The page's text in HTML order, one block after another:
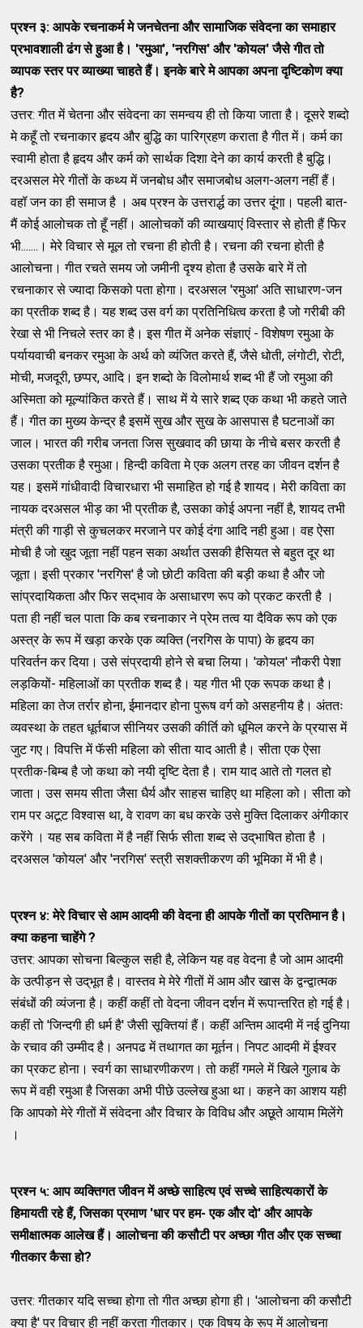
प्रश्न ३: आपके रचनाकर्म मे जनचेतना और सामाजिक संवेदना का समाहार
प्रभावशाली ढंग से हुआ है। 'रमुआ', 'नरगिस'और 'कोयल'जैसे गीत तो
व्यापक स्तर पर व्याख्या चाहते हैं। इनके बारे मे आपका अपना दृष्टिकोण क्या
है?
उत्तर: गीत में चेतना और संवेदना का समन्वय ही तो किया जाता है। दूसरे शब्दो
मे कहूँ तो रचनाकार हृदय और बुद्धि का पारिग्रहण कराता है गीत में। कर्म का
स्वामी होता है हृदय और कर्म को सार्थक दिशा देने का कार्य करती है बुद्धि।
दरअसल मेरे गीतों के कथ्य में जनबोध और समाजबोध अलग-अलग नहीं हैं।
वहॉ जन का ही समाज है । अब प्रश्न के उत्तरार्द्ध का उत्तर दूंगा। पहली बात-
मैं कोई आलोचक तो हूँ नहीं। आलोचकों की व्याखयाएं विस्तार से होती हैं फिर
भी.......। मेरे विचार से मूल तो रचना ही होती है। रचना की रचना होती है
आलोचना। गीत रचते समय जो जमीनी दृश्य होता है उसके बारे में तो
रचनाकार से ज्यादा किसको पता होगा। दरअसल 'रमुआ' अति साधारण-जन
का प्रतीक शब्द है। यह शब्द उस वर्ग का प्रतिनिधित्व करता है जो गरीबी की
रेखा से भी निचले स्तर का है। इस गीत में अनेक संज्ञाएं - विशेषण रमुआ के
पर्यायवाची बनकर रमुआ के अर्थ को व्यंजित करते हैं, जैसे धोती, लंगोटी, रोटी,
मोची, मजदूरी, छप्पर, आदि। इन शब्दो के विलोमार्थ शब्द भी हैं जो रमुआ की
अस्मिता को मूल्यांकित करते हैं। साथ में ये सारे शब्द एक कथा भी कहते जाते
हैं। गीत का मुख्य केन्द्र है इसमें सुख और सुख के आसपास है घटनाओं का
जाल। भारत की गरीब जनता जिस सुखवाद की छाया के नीचे बसर करती है
उसका प्रतीक है रमुआ। हिन्दी कविता मे एक अलग तरह का जीवन दर्शन है
यह। इसमें गांधीवादी विचारधारा भी समाहित हो गई है शायद। मेरी कविता का
नायक दरअसल भीड़ का भी प्रतीक है, उसका कोई अपना नहीं है, शायद तभी
मंत्री की गाड़ी से कुचलकर मरजाने पर कोई दंगा आदि नही हुआ। वह ऐसा
मोची है जो खुद जूता नहीं पहन सका अर्थात उसकी हैसियत से बहुत दूर था
जूता। इसी प्रकार 'नरगिस' है जो छोटी कविता की बड़ी कथा है और जो
सांप्रदायिकता और फिर सद्‌भाव के असाधारण रूप को प्रकट करती है ।
पता ही नहीं चल पाता कि कब रचनाकार ने प्रेम तत्व या दैविक रूप को एक
अस्त्र के रूप में खड़ा करके एक व्यक्ति (नरगिस के पापा) के हृदय का
परिवर्तन कर दिया। उसे संप्रदायी होने से बचा लिया। 'कोयल' नौकरी पेशा
लड़कियों- महिलाओं का प्रतीक शब्द है। यह गीत भी एक रूपक कथा है।
महिला का तेज तर्रार होना, ईमानदार होना पुरूष वर्ग को असहनीय है। अंततः
व्यवस्था के तहत धूर्तबाज सीनियर उसकी कीर्ति को धूमिल करने के प्रयास में
जुट गए। विपत्ति में फॅसी महिला को सीता याद आती है। सीता एक ऐसा
प्रतीक-बिम्ब है जो कथा को नयी दृष्टि देता है। राम याद आते तो गलत हो
जाता। उस समय सीता जैसा धैर्य और साहस चाहिए था महिला को। सीता को
राम पर अटूट विश्वास था, वे रावण का बध करके उसे मुक्ति दिलाकर अंगीकार
करेंगे । यह सब कविता में है नहीं सिर्फ सीता शब्द से उद्‌भाषित होता है ।
दरअसल 'कोयल' और 'नरगिस' स्त्री सशक्तीकरण की भूमिका में भी है।
प्रश्न ४: मेरे विचार से आम आदमी की वेदना ही आपके गीतों का प्रतिमान है।
क्या कहना चाहेंगे?
उत्तर: आपका सोचना बिल्कुल सही है, लेकिन यह वह वेदना है जो आम आदमी
के उत्पीड़न से उद्‌भूत है। वास्तव मे मेरे गीतों में आम और खास के द्वन्द्वात्मक
संबंधों की व्यंजना है। कहीं कहीं तो वेदना जीवन दर्शन में रूपान्तरित हो गई है।
कहीं तो 'जिन्दगी ही धर्म है' जैसी सूक्तियां हैं। कहीं अन्तिम आदमी में नई दुनिया
के रचाव की उम्मीद है। अनपढ में तथागत का मूर्तन। निपट आदमी में ईश्वर
का प्रकट होना। स्वर्ग का साधारणीकरण। तो कहीं गमले में खिले गुलाब के
रूप में वही रमुआ है जिसका अभी पीछे उल्लेख हुआ था। कहने का आशय यही
कि आपको मेरे गीतों में संवेदना और विचार के विविध और अछूते आयाम मिलेंगे
।
प्रश्न ५: आप व्यक्तिगत जीवन में अच्छे साहित्य एवं सच्चे साहित्यकारों के
हिमायती रहे हैं,जिसका प्रमाण 'धार पर हम- एक और दो'और आपके
समीक्षात्मक आलेख हैं। आलोचना की कसौटी पर अच्छा गीत और एक सच्चा
गीतकार कैसा हो?
उत्तर: गीतकार यदि सच्चा होगा तो गीत अच्छा होगा ही। 'आलोचना की कसौटी
क्या है' पर विचार ही नहीं करता गीतकार। एक विषय के रूप में आलोचना